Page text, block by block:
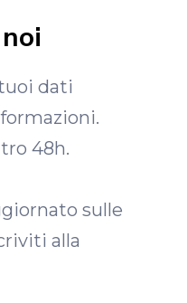
dati
48h.
sulle
alla